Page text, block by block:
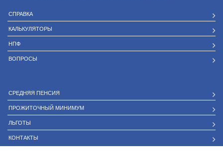
СПРАВКА
КАЛЬКУЛЯТОРЫ
НПФ
ВОПРОСЫ
СРЕДНЯЯ ПЕНСИЯ
ПРОЖИТОЧНЫЙ МИНИМУМ
ЛЬГОТЫ
КОНТАКТЫ